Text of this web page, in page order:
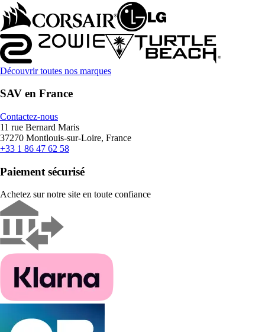
Découvrir toutes nos marques
SAV en France
Contactez-nous
11 rue Bernard Maris
37270 Montlouis-sur-Loire, France
+33 1 86 47 62 58
Paiement sécurisé
Achetez sur notre site en toute confiance